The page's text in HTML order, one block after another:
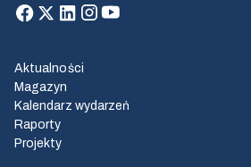
Aktualności
Magazyn
Kalendarz wydarzeń
Raporty
Projekty